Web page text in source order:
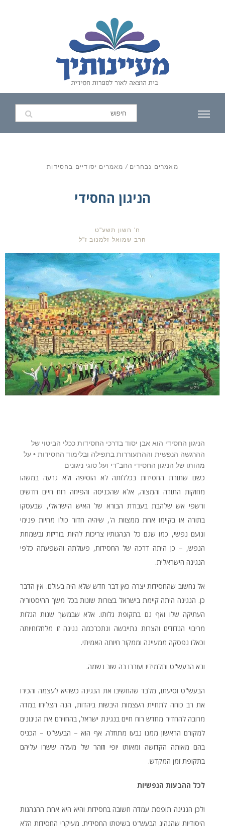
מאמרים נבחרים / מאמרים יסודיים בחסידות
הניגון החסידי
ח' חשון תשע"ט
הרב שמואל זלמנוב ז"ל
הניגון החסידי הוא אבן יסוד בדרכי החסידות ככלי הביטוי של
ההרגשה הנפשית וההתעוררות בתפילה ובלימוד החסידות • על
מהותו של הניגון החסידי החב"די ועל סוגי ניגונים
כשם שתורת החסידות בכללותה לא הוסיפה ולא גרעה במשהו
מחוקות התורה והמצוה, אלא שהכניסה והפיחה רוח חיים חדשים
ורשפי אש שלהבת בעבודת הבורא של האיש הישראלי, שבעסקו
בתורה או בקיימו אחת ממצוות ה', שיהיה חדור כולו מחיות פנימי
ונועם נפשי, כמו שגם כל הנהגותיו צריכות להיות בזריזות ובשמחת
הנפש, – כן היתה דרכה של החסידות, פעולתה והשפעתה כלפי
הנגינה הישראלית.
אל נחשוב שהחסידות יצרה כאן דבר חדש שלא היה בעולם. אין הדבר
כן. הנגינה היתה קיימת בישראל בצורות שונות בכל משך ההיסטוריה
העתיקה שלו ואף גם בתקופת גלותו. אלא שבמשך שנות הגלות
מריבוי הנדודים והצרות נתייבשה ונתכרכמה נגינה זו מלחלוחיותה
וכאלו נפסקה ממעיינה וממקור חיותה האמיתי.
ובא הבעש"ט ותלמידיו ועוררו בה שוב נשמה.
הבעש"ט וסיעתו, מלבד שהחשיבו את הנגינה כשהיא לעצמה והכירו
את רב כוחה לתחיית העצמות היבשות ביהדות, הנה הצליחו במדה
מרובה להחדיר מחדש רוח חיים בנגינת ישראל, בהחזירם את הניגונים
למקורם הראשון ממנו נבעו מתחלה. אף הוא – הבעש"ט – הכניס
בהם מאותה הקדושה ומאותו יופי וזוהר של מעלה ששרו עליהם
בתקופת זמן המקדש.
לכל ההבעות הנפשיות
ולכן הנגינה תופסת עמדה חשובה בחסידות והיא היא אחת ההנהגות
היסודיות שהנהיג הבעש"ט בשיטתו החסידית. מעיקרי החסידות הלא